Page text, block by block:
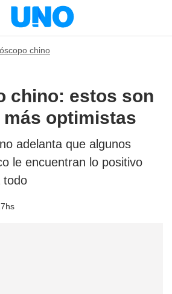
chino
chino: estos son
optimistas
adelanta que algunos
le encuentran lo positivo
todo